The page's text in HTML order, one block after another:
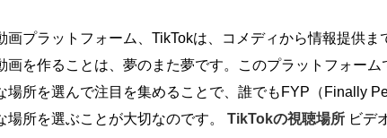
画プラットフォーム、TikTokは、コメディから情報提供
を作ることは、夢のまた夢です。このプラットフォー
場所を選んで注目を集めることで、誰でもFYP（Finally
所を選ぶことが大切なのです。 TikTokの視聴場所 ビデ